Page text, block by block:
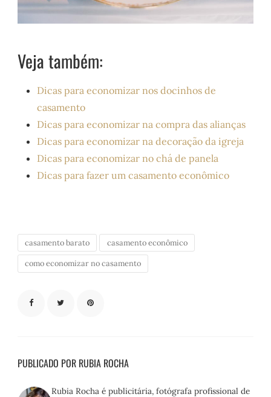
Veja também:
Dicas para economizar nos docinhos de
casamento
Dicas para economizar na compra das alianças
Dicas para economizar na decoração da igreja
Dicas para economizar no chá de panela
Dicas para fazer um casamento econômico
casamento barato casamento econômico
como economizar no casamento
PUBLICADO POR RUBIA ROCHA
Rubia Rocha é publicitária, fotógrafa profissional de